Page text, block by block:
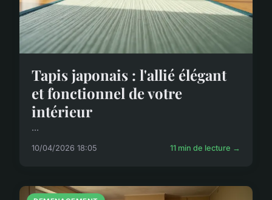
Tapis japonais : l'allié élégant
et fonctionnel de votre
intérieur
...
10/04/2026 18:05 11 min de lecture →